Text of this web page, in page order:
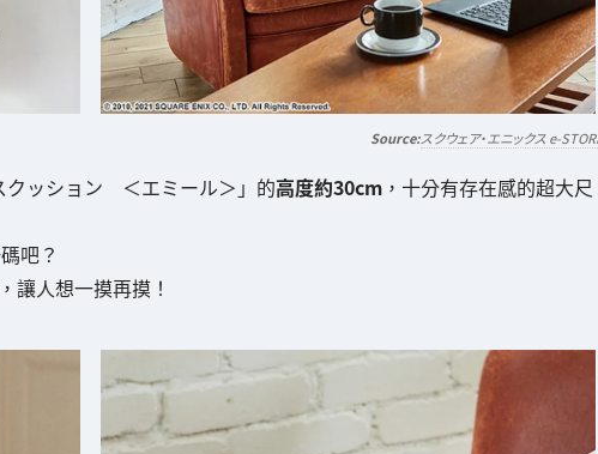
スクウェア・エニックス e-
クッション ＜エミール＞」的高度約30cm，十分有存在感的超大尺
吧？
讓人想一摸再摸！